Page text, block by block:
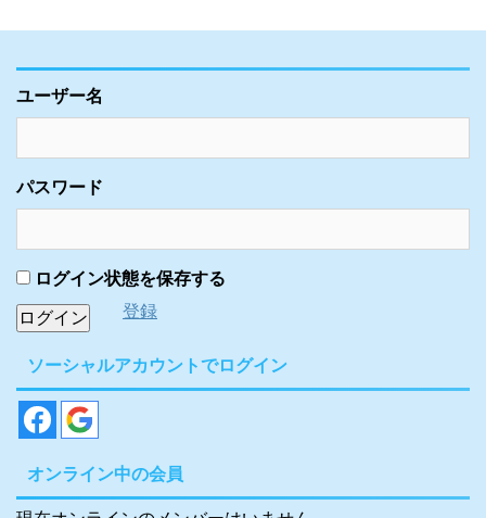
ユーザー名
パスワード
ログイン状態を保存する
登録
ソーシャルアカウントでログイン
オンライン中の会員